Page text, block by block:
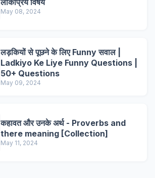
लोकप्रिय विषय
May 08, 2024
लड़कियों से पूछने के लिए Funny सवाल |
Ladkiyo Ke Liye Funny Questions |
50+ Questions
May 09, 2024
कहावत और उनके अर्थ - Proverbs and
there meaning [Collection]
May 11, 2024